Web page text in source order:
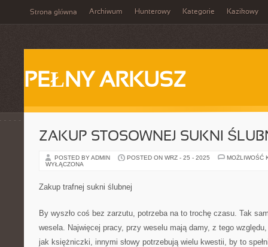
Strona główna Archiwum Hunterowy Kategorie Kazikowy
PEŁNY ARKUSZ
ZAKUP STOSOWNEJ SUKNI
POSTED BY ADMIN POSTED ON WRZ - 25 - 2025
MOŻLIWOŚĆ
WYŁĄCZONA
Zakup trafnej sukni ślubnej
By wyszło coś bez zarzutu, potrzeba na to trochę czasu. Tak
wesela. Najwięcej pracy, przy weselu mają damy, z tego
jak księżniczki, innymi słowy potrzebują wielu kwestii, by to